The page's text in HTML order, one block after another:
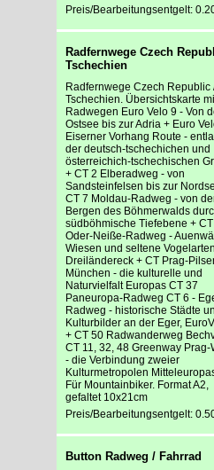
Preis/Bearbeitungsentgelt:
Radfernwege Czech
Tschechien
Radfernwege Czech Republic
Tschechien. Übersichtskarte
Radwegen Euro Velo 9 - Von
Ostsee bis zur Adria + Euro
Eiserner Vorhang Route -
der deutsch-tschechichen und
österreichich-tschechischen
+ CT 2 Elberadweg - von
Sandsteinfelsen bis zur
CT 7 Moldau-Radweg - von
Bergen des Böhmerwalds
südböhmische Tiefebene +
Oder-Neiße-Radweg -
Wiesen und seltene
Dreiländereck + CT Prag-
München - die kulturelle und
Naturvielfalt Europas CT 37
Paneuropa-Radweg CT 6 -
Radweg - historische Städte
Kulturbilder an der Eger,
+ CT 50 Radwanderweg
CT 11, 32, 48 Greenway Prag-
- die Verbindung zweier
Kulturmetropolen
Für Mountainbiker. Format A2,
gefaltet 10x21cm
Preis/Bearbeitungsentgelt:
Button Radweg / Fahrrad